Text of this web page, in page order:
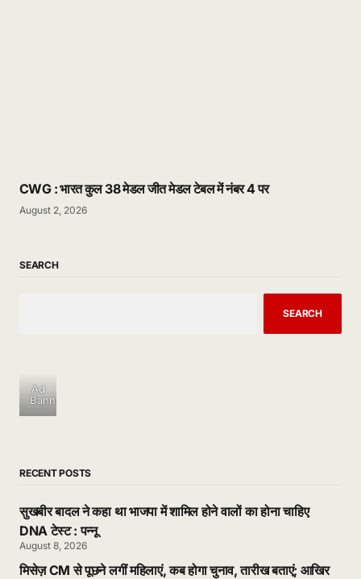
CWG : भारत कुल 38 मेडल जीत मेडल टेबल में नंबर 4 पर
August 2, 2026
SEARCH
SEARCH
Ad
Banner
RECENT POSTS
सुखबीर बादल ने कहा था भाजपा में शामिल होने वालों का होना चाहिए
DNA टेस्ट : पन्नू
August 8, 2026
मिसेज़ CM से पूछने लगीं महिलाएं, कब होगा चुनाव, तारीख बताएं; आखिर